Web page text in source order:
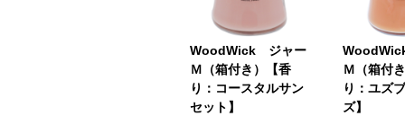
WoodWick ジャー
Ｍ（箱付き）【香
り：コースタルサン
セット】
Ｍ（箱付
り：ユズ
ズ】